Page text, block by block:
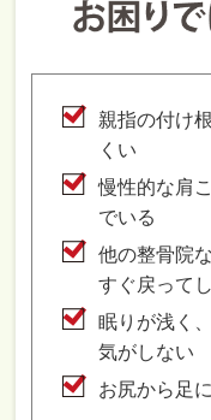
親指の付け
くい
慢性的な肩
でいる
他の整骨院
すぐ戻って
眠りが浅く
気がしない
お尻から足